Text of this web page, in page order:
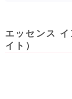
エッセンス
イト）